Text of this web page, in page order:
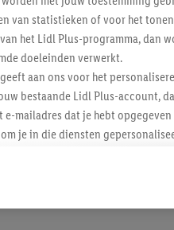
van statistieken of voor het
het Lidl Plus-programma, dan
doeleinden verwerkt.
aan ons voor het
bestaande Lidl Plus-account,
mailadres dat je hebt
je in die diensten
geeft, dan kunnen
(bijvoorbeeld door het